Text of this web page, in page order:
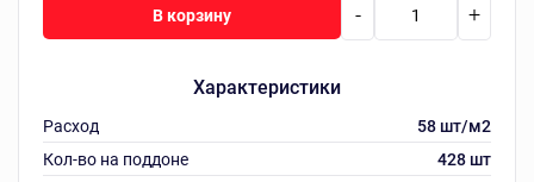
Характеристики
Расход
58 шт/м2
Кол-во на поддоне
428 шт
- +
В корзину